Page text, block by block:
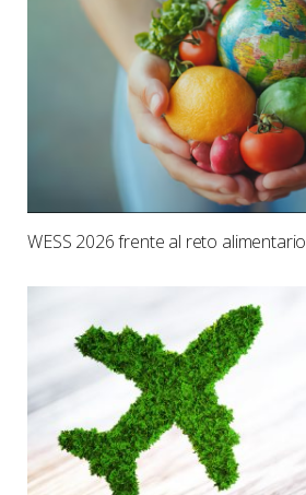
WESS 2026 frente al reto alimentario